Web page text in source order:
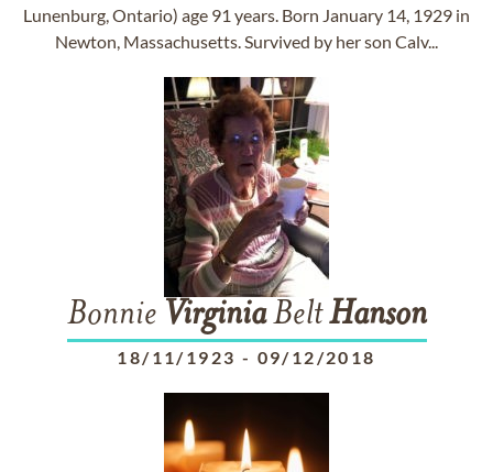
Lunenburg, Ontario) age 91 years. Born January 14, 1929 in
Newton, Massachusetts. Survived by her son Calv...
Bonnie VirginiaBeltHanson
18/11/1923 - 09/12/2018